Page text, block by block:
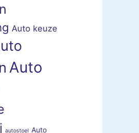
Auto keuze
Auto
autostoel Auto